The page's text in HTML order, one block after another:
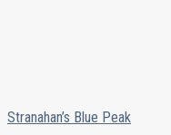
Stranahan’s Blue Peak